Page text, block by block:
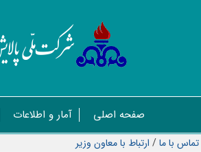
صفحه اصلی آمار و اطلاعات
تماس با ما/ ارتباط با معاون وزیر